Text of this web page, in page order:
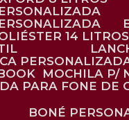
14 LITROS
MOCHILA
PARA FONE DE
BONÉ